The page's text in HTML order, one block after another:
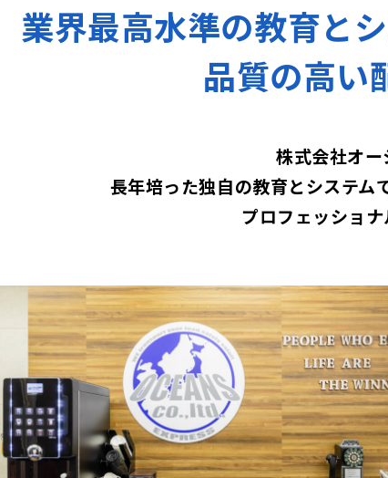
業界最高水準の教育と
品質の高い
株式会社オー
長年培った独自の教育とシステム
プロフェッショ